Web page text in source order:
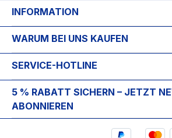
INFORMATION
WARUM BEI UNS KAUFEN
SERVICE-HOTLINE
5 % RABATT SICHERN – JETZT
ABONNIEREN